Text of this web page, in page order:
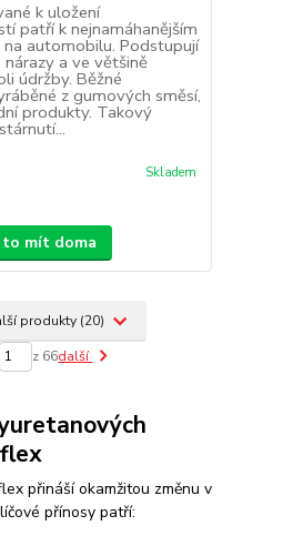
k uložení
patří k nejnamáhanějším
automobilu. Podstupují
a ve většině
údržby. Běžné
z gumových směsí,
produkty. Takový
Skladem
mít doma
produkty (20)
z 66další
přináší okamžitou změnu v
přínosy patří: